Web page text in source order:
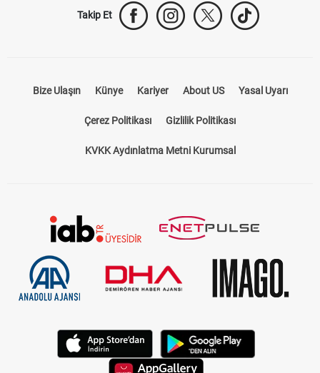
Takip Et
Bize Ulaşın Künye Kariyer About US Yasal Uyarı
Çerez Politikası Gizlilik Politikası
KVKK Aydınlatma Metni Kurumsal